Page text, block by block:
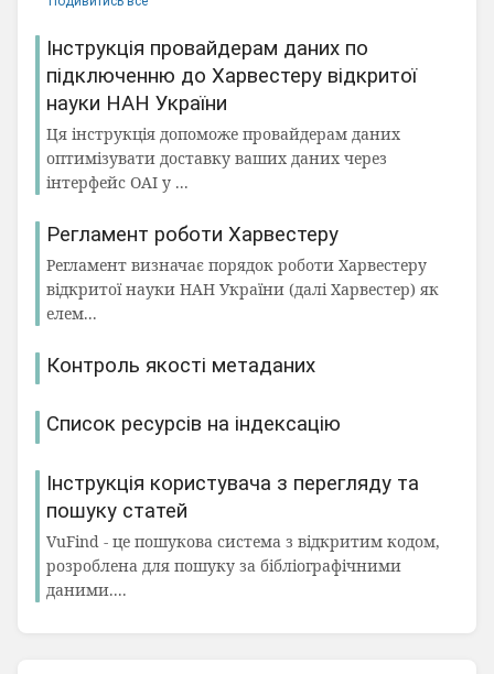
Інструкція провайдерам даних по
підключенню до Харвестеру відкритої
науки НАН України
Ця інструкція допоможе провайдерам даних
оптимізувати доставку ваших даних через
інтерфейс OAI у ...
Регламент роботи Харвестеру
Регламент визначає порядок роботи Харвестеру
відкритої науки НАН України (далі Харвестер) як
елем...
Контроль якості метаданих
Список ресурсів на індексацію
Інструкція користувача з перегляду та
пошуку статей
VuFind - це пошукова система з відкритим кодом,
розроблена для пошуку за бібліографічними
даними....